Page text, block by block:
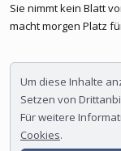
Sie nimmt kein Blatt
macht morgen Platz
Um diese Inhalte
Setzen von
Für weitere
Cookies.